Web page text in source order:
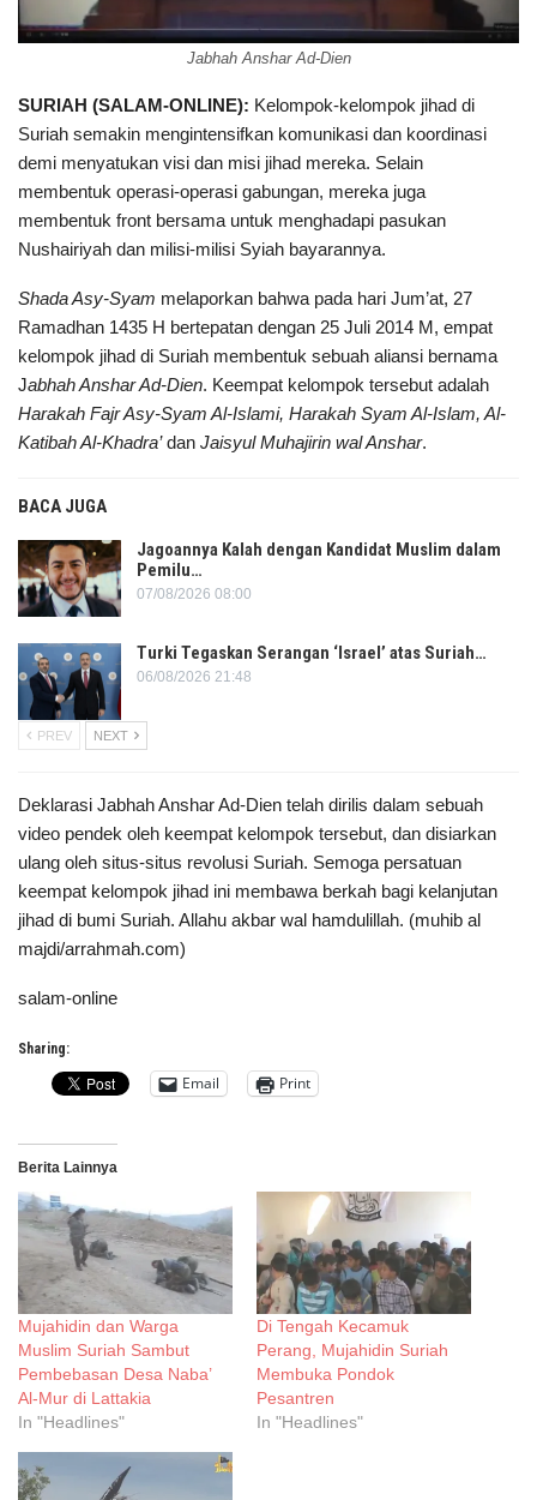
Jabhah Anshar Ad-Dien
SURIAH (SALAM-ONLINE): Kelompok-kelompok jihad di
Suriah semakin mengintensifkan komunikasi dan koordinasi
demi menyatukan visi dan misi jihad mereka. Selain
membentuk operasi-operasi gabungan, mereka juga
membentuk front bersama untuk menghadapi pasukan
Nushairiyah dan milisi-milisi Syiah bayarannya.
Shada Asy-Syam melaporkan bahwa pada hari Jum’at, 27
Ramadhan 1435 H bertepatan dengan 25 Juli 2014 M, empat
kelompok jihad di Suriah membentuk sebuah aliansi bernama
Jabhah Anshar Ad-Dien. Keempat kelompok tersebut adalah
Harakah Fajr Asy-Syam Al-Islami, Harakah Syam Al-Islam, Al-
Katibah Al-Khadra’dan Jaisyul Muhajirin wal Anshar.
BACA JUGA
Jagoannya Kalah dengan Kandidat Muslim dalam
Pemilu…
07/08/2026 08:00
Turki Tegaskan Serangan ‘Israel’ atas Suriah…
06/08/2026 21:48
PREV NEXT
Deklarasi Jabhah Anshar Ad-Dien telah dirilis dalam sebuah
video pendek oleh keempat kelompok tersebut, dan disiarkan
ulang oleh situs-situs revolusi Suriah. Semoga persatuan
keempat kelompok jihad ini membawa berkah bagi kelanjutan
jihad di bumi Suriah. Allahu akbar wal hamdulillah. (muhib al
majdi/arrahmah.com)
salam-online
Sharing:
Email Print
Berita Lainnya
Mujahidin dan Warga
Muslim Suriah Sambut
Pembebasan Desa Naba’
Al-Mur di Lattakia
In "Headlines"
Di Tengah Kecamuk
Perang, Mujahidin Suriah
Membuka Pondok
Pesantren
In "Headlines"